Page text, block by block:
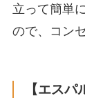
立って簡単
ので、コン
【エスパ